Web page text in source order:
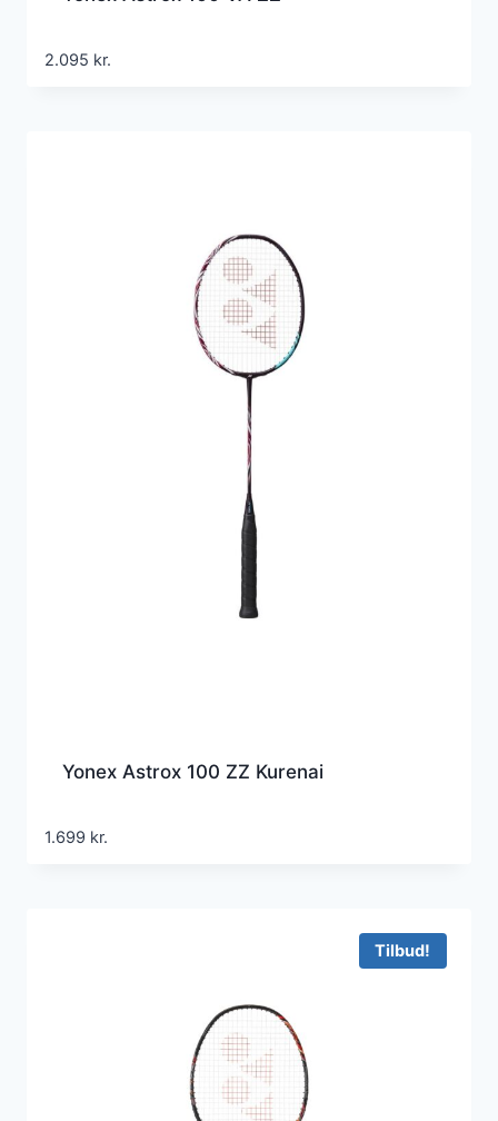
2.095 kr.
Yonex Astrox 100 ZZ Kurenai
1.699 kr.
Tilbud!